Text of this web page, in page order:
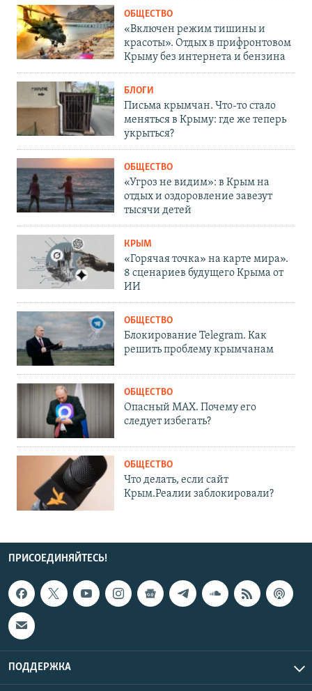
ОБЩЕСТВО
«Включен режим тишины и
красоты». Отдых в прифронтовом
Крыму без интернета и бензина
БЛОГИ
Письма крымчан. Что-то стало
меняться в Крыму: где же теперь
укрыться?
ОБЩЕСТВО
«Угроз не видим»: в Крым на
отдых и оздоровление завезут
тысячи детей
КРЫМ
«Горячая точка» на карте мира».
8 сценариев будущего Крыма от
ИИ
ОБЩЕСТВО
Блокирование Telegram. Как
решить проблему крымчанам
ОБЩЕСТВО
Опасный MAX. Почему его
следует избегать?
ОБЩЕСТВО
Что делать, если сайт
Крым.Реалии заблокировали?
ПРИСОЕДИНЯЙТЕСЬ!
ПОДДЕРЖКА